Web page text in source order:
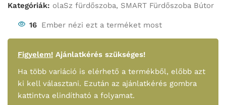
Kategóriák: olaSz fürdőszoba, SMART Fürdőszoba Bútor
16 Ember nézi ezt a terméket most
Figyelem! Ajánlatkérés szükséges!
Ha több variáció is elérhető a termékből, előbb azt
ki kell választani. Ezután az ajánlatkérés gombra
kattintva elindítható a folyamat.